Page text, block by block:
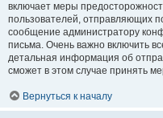
включает меры
пользователей, отправляющих
сообщение администратору
письма. Очень важно включить
детальная информация об
сможет в этом случае принять
Вернуться к началу